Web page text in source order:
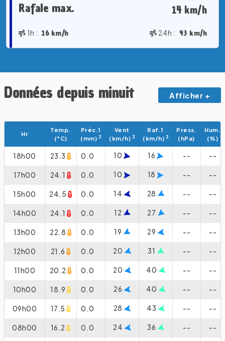
Rafale max. 14 km/h
1h : 16 km/h 24h : 43 km/h
Données depuis minuit Afficher +
Hr
Temp.
(°C)
Préc.1
(mm) 3
Vent
(km/h) 3
Raf.1
(km/h) 3
Press.
(hPa)
Hum.
(%)
18h00 23.3 0.0 10 16 -- --
17h00 24.1 0.0 10 18 -- --
15h00 24.5 0.0 14 28 -- --
14h00 24.1 0.0 12 27 -- --
13h00 22.8 0.0 19 29 -- --
12h00 21.6 0.0 20 31 -- --
11h00 20.2 0.0 20 40 -- --
10h00 18.9 0.0 26 40 -- --
09h00 17.5 0.0 28 43 -- --
08h00 16.2 0.0 24 36 -- --